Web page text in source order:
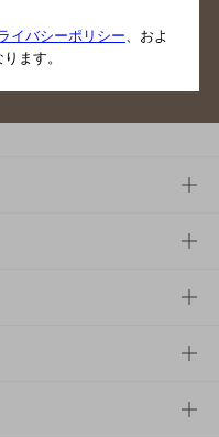
イバシーポリシー、およ
ます。